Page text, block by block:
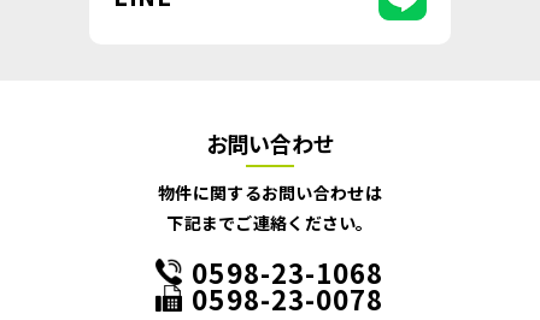
お問い合わせ
物件に関するお問い合わせは
下記までご連絡ください。
0598-23-1068
0598-23-0078